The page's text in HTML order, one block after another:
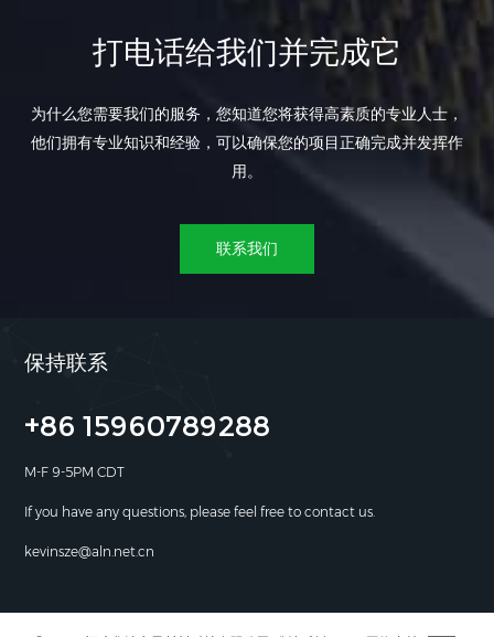
打电话给我们并完成它
为什么您需要我们的服务，您知道您将获得高素质的专业人士，
他们拥有专业知识和经验，可以确保您的项目正确完成并发挥作
用。
联系我们
保持联系
+86 15960789288
M-F 9-5PM CDT
If you have any questions, please feel free to contact us.
kevinsze@aln.net.cn